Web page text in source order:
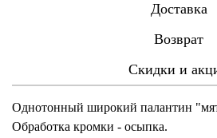
Доставка
Возврат
Скидки и
Однотонный широкий палантин
Обработка кромки - осыпка.